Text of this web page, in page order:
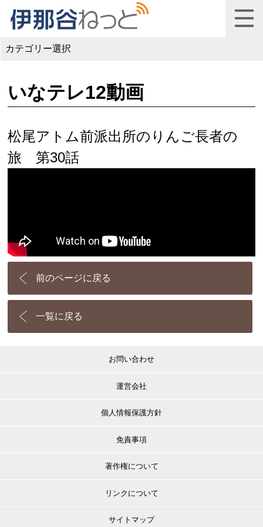
カテゴリー選択
いなテレ12動画
松尾アトム前派出所のりんご長者の
旅 第30話
前のページに戻る
一覧に戻る
お問い合わせ
運営会社
個人情報保護方針
免責事項
著作権について
リンクについて
サイトマップ